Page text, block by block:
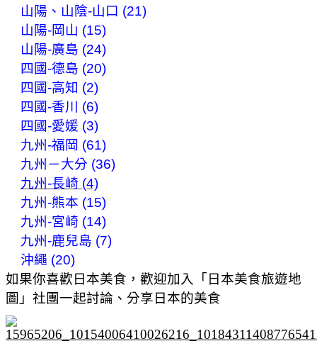
山陽、山陰-山口 (21)
山陽-岡山 (15)
山陽-廣島 (24)
四國-德島 (20)
四國-高知 (2)
四國-香川 (6)
四國-愛媛 (3)
九州-福岡 (61)
九州－大分 (36)
九州-長崎 (4)
九州-熊本 (15)
九州-宮崎 (14)
九州-鹿兒島 (7)
沖繩 (20)
如果你喜歡日本美食，歡迎加入「日本美食旅遊地
圖」社團一起討論、分享日本的美食